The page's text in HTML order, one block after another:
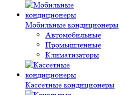
Мобильные кондиционеры
Автомобильные
Промышленные
Климатизаторы
Кассетные кондиционеры